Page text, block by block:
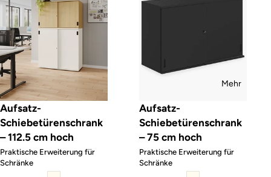
Mehr
Aufsatz-
Schiebetürenschrank
– 112.5 cm hoch
Praktische Erweiterung für
Schränke
Aufsatz-
Schiebetürenschrank
– 75 cm hoch
Praktische Erweiterung für
Schränke